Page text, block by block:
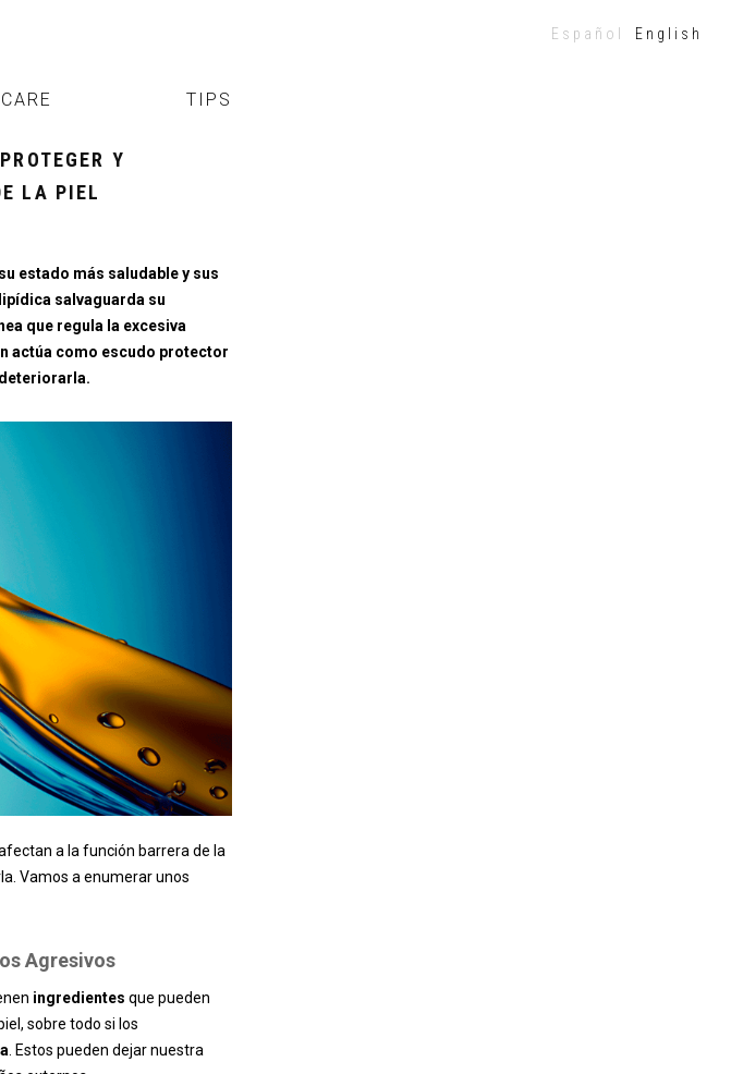
Español English
CARE TIPS
Y
LA PIEL
estado más saludable y sus
salvaguarda su
que regula la excesiva
actúa como escudo protector
a la función barrera de la
Vamos a enumerar unos
Agresivos
ingredientes que pueden
sobre todo si los
. Estos pueden dejar nuestra